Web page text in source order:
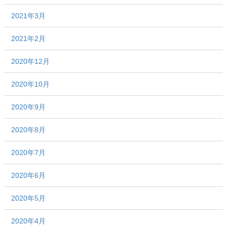
2021年3月
2021年2月
2020年12月
2020年10月
2020年9月
2020年8月
2020年7月
2020年6月
2020年5月
2020年4月